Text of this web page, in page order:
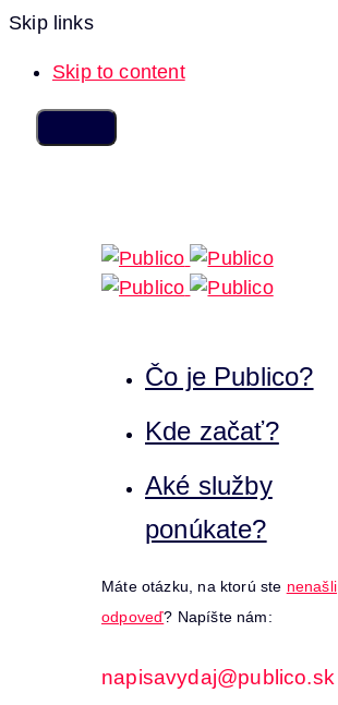
Skip links
Skip to content
Čo je Publico?
Kde začať?
Aké služby
ponúkate?
Máte otázku, na ktorú ste nenašli
odpoveď? Napíšte nám:
napisavydaj@publico.sk